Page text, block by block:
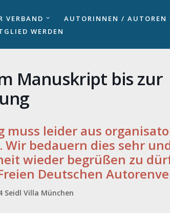
VERBAND AUTORINNEN / AUTOREN
WERDEN
Manuskript bis zur
muss leider aus
Wir bedauern dies sehr
wieder begrüßen zu
Deutschen
Seidl Villa München